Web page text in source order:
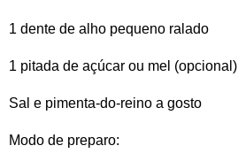
1 dente de alho pequeno ralado
1 pitada de açúcar ou mel (opcional)
Sal e pimenta-do-reino a gosto
Modo de preparo: